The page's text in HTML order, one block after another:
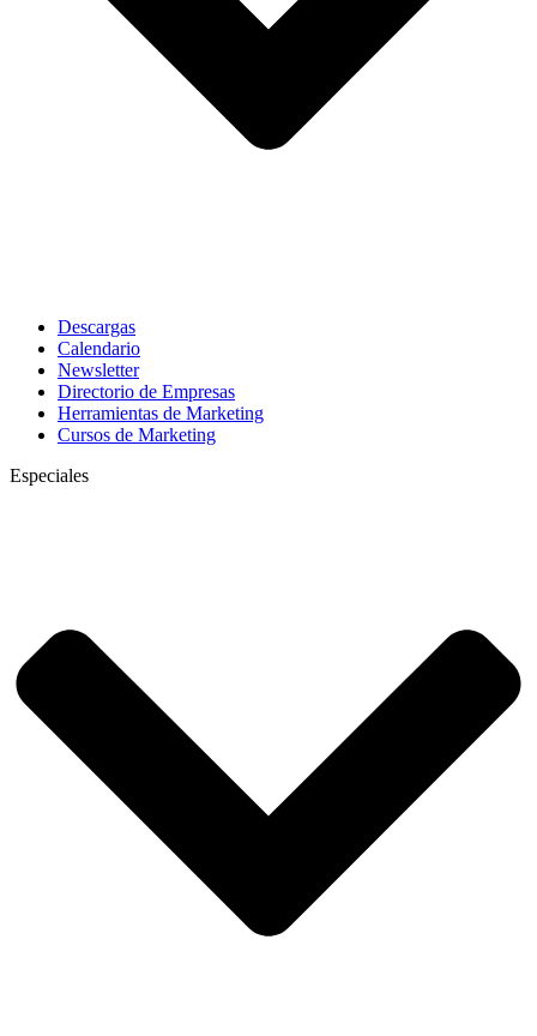
Descargas
Calendario
Newsletter
Directorio de Empresas
Herramientas de Marketing
Cursos de Marketing
Especiales